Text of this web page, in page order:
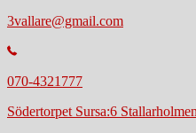
3vallare@gmail.com
070-4321777
Södertorpet Sursa:6 Stallarholmen